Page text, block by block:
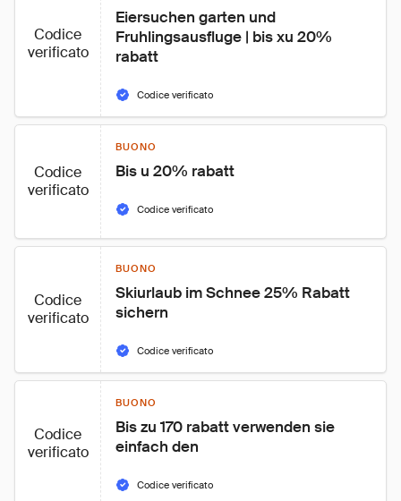
Codice
verificato
Eiersuchen garten und
Fruhlingsausfluge | bis xu 20%
rabatt
Codice verificato
Codice
verificato
BUONO
Bis u 20% rabatt
Codice verificato
Codice
verificato
BUONO
Skiurlaub im Schnee 25% Rabatt
sichern
Codice verificato
Codice
verificato
BUONO
Bis zu 170 rabatt verwenden sie
einfach den
Codice verificato